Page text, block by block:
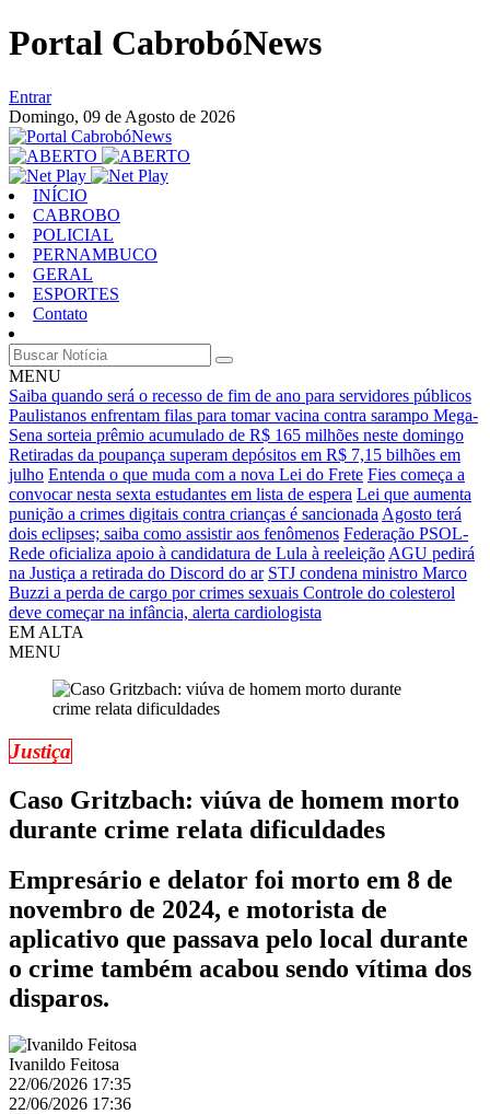
Portal CabrobóNews
Entrar
Domingo, 09 de Agosto de 2026
INÍCIO
CABROBO
POLICIAL
PERNAMBUCO
GERAL
ESPORTES
Contato
MENU
Saiba quando será o recesso de fim de ano para servidores públicos
Paulistanos enfrentam filas para tomar vacina contra sarampo Mega-
Sena sorteia prêmio acumulado de R$ 165 milhões neste domingo
Retiradas da poupança superam depósitos em R$ 7,15 bilhões em
julho Entenda o que muda com a nova Lei do Frete Fies começa a
convocar nesta sexta estudantes em lista de espera Lei que aumenta
punição a crimes digitais contra crianças é sancionada Agosto terá
dois eclipses; saiba como assistir aos fenômenos Federação PSOL-
Rede oficializa apoio à candidatura de Lula à reeleição AGU pedirá
na Justiça a retirada do Discord do ar STJ condena ministro Marco
Buzzi a perda de cargo por crimes sexuais Controle do colesterol
deve começar na infância, alerta cardiologista
EM ALTA
MENU
Justiça
Caso Gritzbach: viúva de homem morto
durante crime relata dificuldades
Empresário e delator foi morto em 8 de
novembro de 2024, e motorista de
aplicativo que passava pelo local durante
o crime também acabou sendo vítima dos
disparos.
Ivanildo Feitosa
22/06/2026 17:35
22/06/2026 17:36